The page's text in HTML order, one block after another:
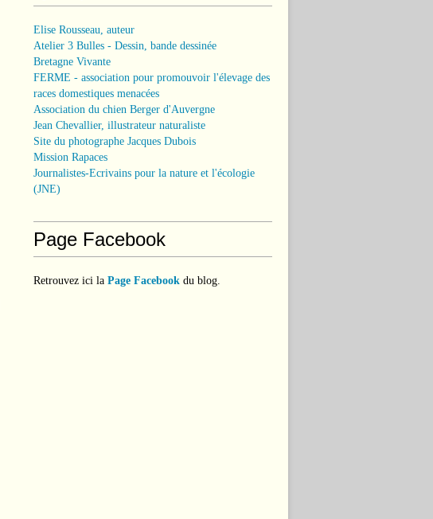
Elise Rousseau, auteur
Atelier 3 Bulles - Dessin, bande dessinée
Bretagne Vivante
FERME - association pour promouvoir l'élevage des
races domestiques menacées
Association du chien Berger d'Auvergne
Jean Chevallier, illustrateur naturaliste
Site du photographe Jacques Dubois
Mission Rapaces
Journalistes-Ecrivains pour la nature et l'écologie
(JNE)
Page Facebook
Retrouvez ici la Page Facebook du blog.